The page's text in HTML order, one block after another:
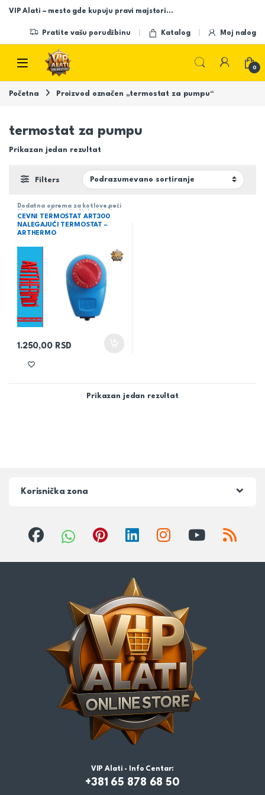
Skip to navigation
Skip to content
VIP Alati – mesto gde kupuju pravi majstori…
Pratite vašu porudžbinu Katalog Moj nalog
Open
0
Početna Proizvod označen „termostat za pumpu“
termostat za pumpu
Prikazan jedan rezultat
Filters
Dodatna oprema za kotlove,peći
i kamine,Grejanje,Nalegajuci -
cevni termostat
CEVNI TERMOSTAT ART300
NALEGAJUĆI TERMOSTAT –
ARTHERMO
1.250,00 RSD
Prikazan jedan rezultat
Korisnička zona
VIP Alati - Info Centar:
+381 65 878 68 50